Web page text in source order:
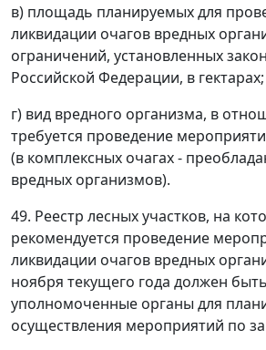
в) площадь планируемых для
ликвидации очагов вредных
ограничений, установленных
Российской Федерации, в гектарах;
г) вид вредного организма, в
требуется проведение
(в комплексных очагах -
вредных организмов).
49. Реестр лесных участков, на
рекомендуется проведение
ликвидации очагов вредных
ноября текущего года должен
уполномоченные органы для
осуществления мероприятий по